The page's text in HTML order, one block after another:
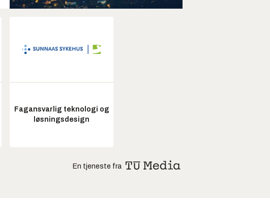
Fagansvarlig teknologi og
løsningsdesign
En tjeneste fra